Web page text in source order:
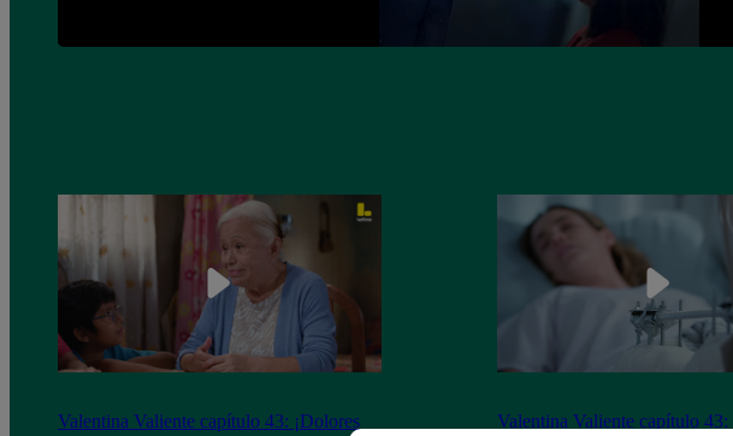
Valentina Valiente capítulo 43: ¡Dolores
Valentina Valiente capítulo 43: